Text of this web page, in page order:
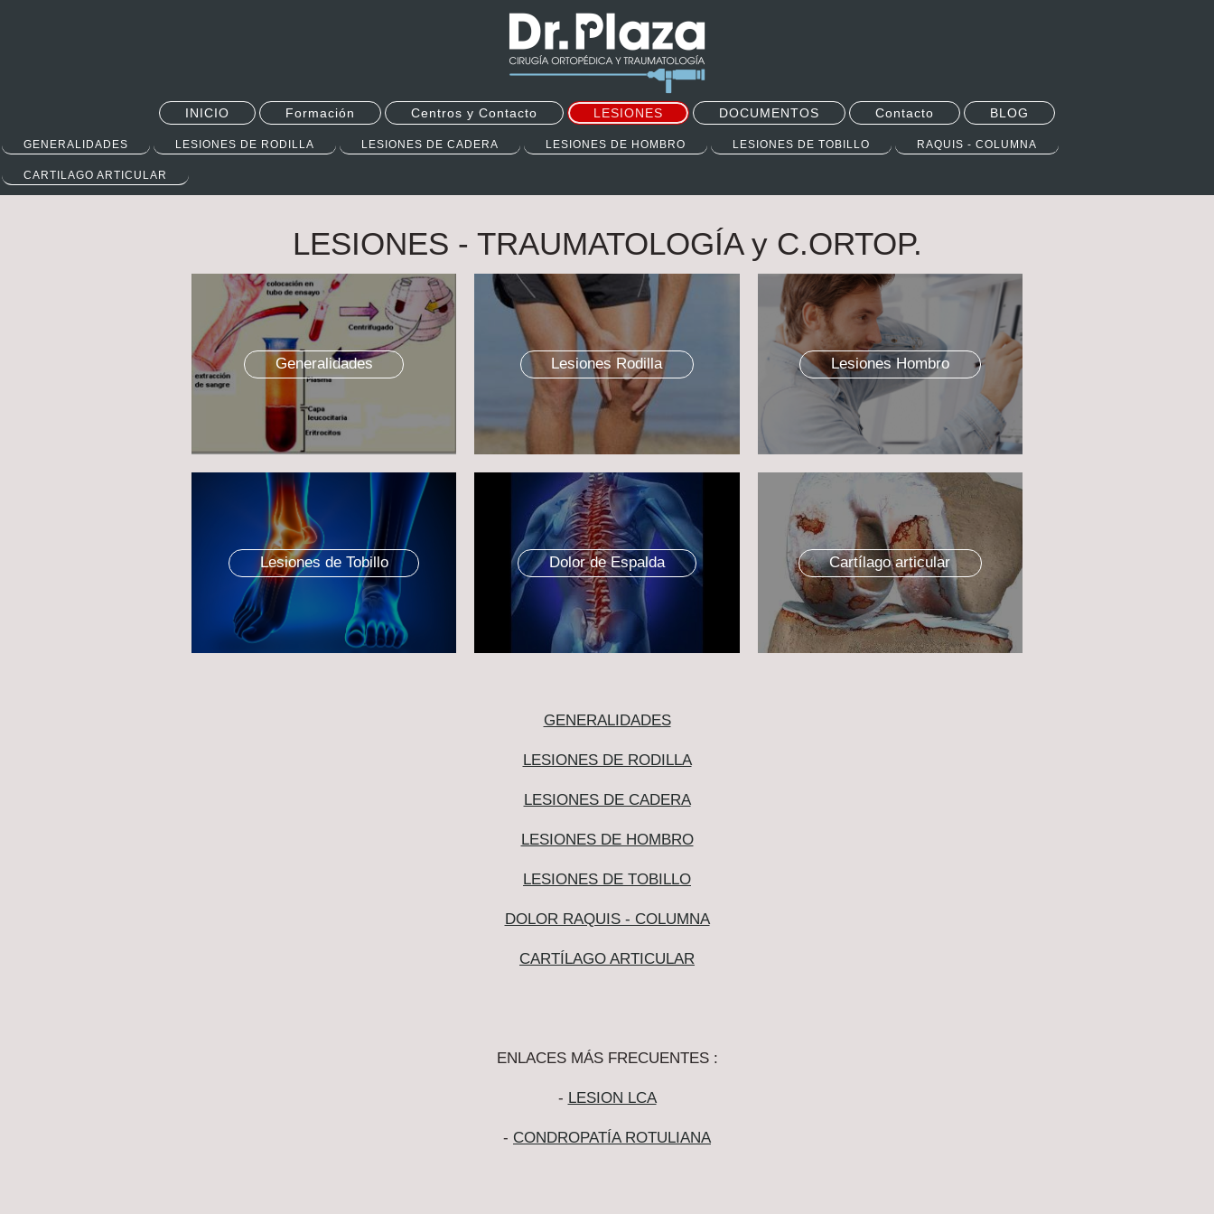
INICIO Formación Centros y Contacto LESIONES DOCUMENTOS Contacto BLOG
GENERALIDADES LESIONES DE RODILLA LESIONES DE CADERA LESIONES DE HOMBRO LESIONES DE TOBILLO RAQUIS - COLUMNA
CARTILAGO ARTICULAR
LESIONES - TRAUMATOLOGÍA y C.ORTOP.
Generalidades Lesiones Rodilla Lesiones Hombro
Lesiones de Tobillo Dolor de Espalda Cartílago articular
GENERALIDADES
LESIONES DE RODILLA
LESIONES DE CADERA
LESIONES DE HOMBRO
LESIONES DE TOBILLO
DOLOR RAQUIS - COLUMNA
CARTÍLAGO ARTICULAR
ENLACES MÁS FRECUENTES :
- LESION LCA
- CONDROPATÍA ROTULIANA